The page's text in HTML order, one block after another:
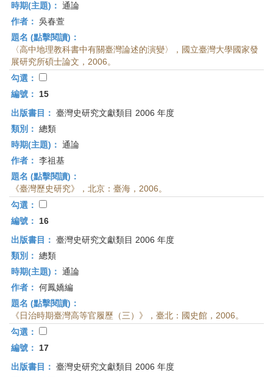
時期(主題)： 通論
作者： 吳春萱
題名 (點擊閱讀)：
〈高中地理教科書中有關臺灣論述的演變〉，國立臺灣大學國家發
展研究所碩士論文，2006。
勾選：
編號：
15
出版書目： 臺灣史研究文獻類目 2006 年度
類別： 總類
時期(主題)： 通論
作者： 李祖基
題名 (點擊閱讀)：
《臺灣歷史研究》，北京：臺海，2006。
勾選：
編號：
16
出版書目： 臺灣史研究文獻類目 2006 年度
類別： 總類
時期(主題)： 通論
作者： 何鳳嬌編
題名 (點擊閱讀)：
《日治時期臺灣高等官履歷（三）》，臺北：國史館，2006。
勾選：
編號：
17
出版書目： 臺灣史研究文獻類目 2006 年度